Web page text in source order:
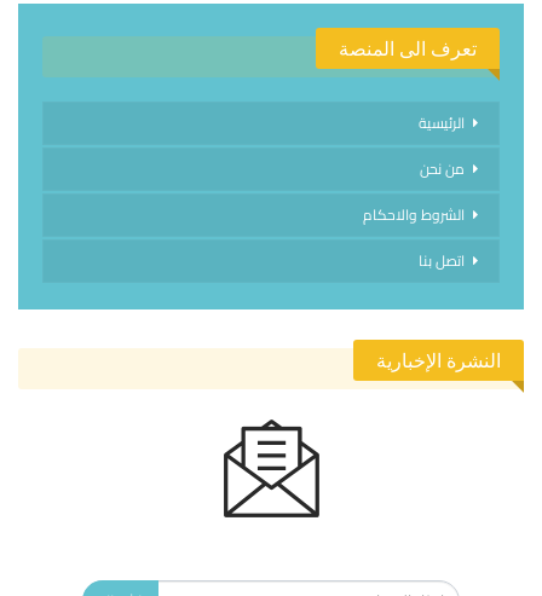
تعرف الى المنصة
الرئيسية
من نحن
الشروط والاحكام
اتصل بنا
النشرة الإخبارية